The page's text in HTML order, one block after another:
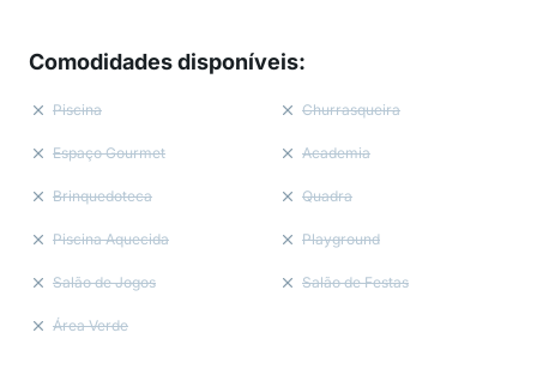
Comodidades disponíveis:
Piscina Churrasqueira
Espaço Gourmet Academia
Brinquedoteca Quadra
Piscina Aquecida Playground
Salão de Jogos Salão de Festas
Área Verde